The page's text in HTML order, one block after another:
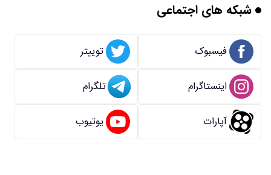
شبکه های اجتماعی
فیسبوک توییتر
اینستاگرام تلگرام
آپارات یوتیوب